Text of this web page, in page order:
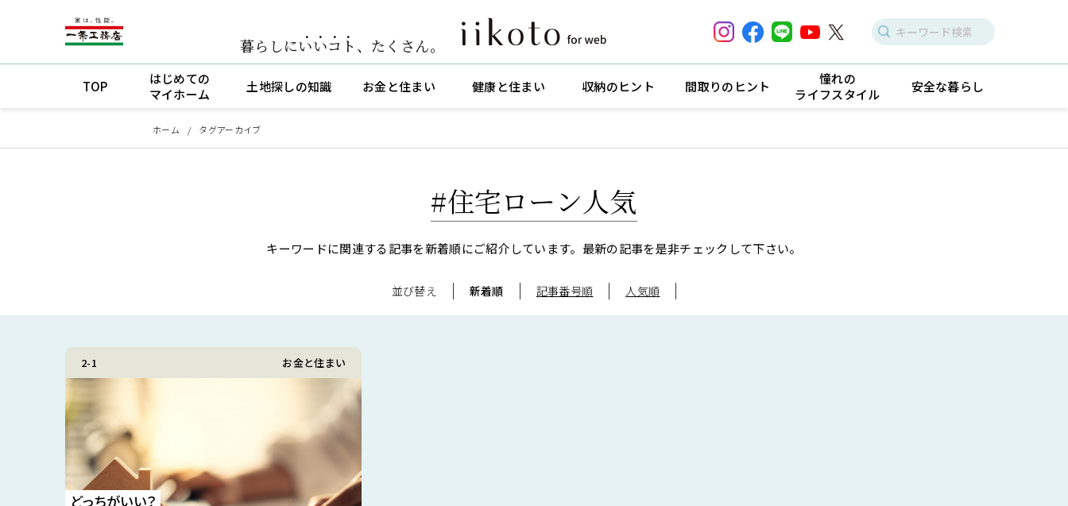
暮らしにいいコト 、 たくさん。
TOP
はじめての
マイホーム
土地探しの知識 お金と住まい 健康と住まい 収納のヒント 間取りのヒント
憧れの
ライフスタイル
安全な暮らし
ホーム タグアーカイブ
#住宅ローン人気
キーワードに関連する記事を新着順にご紹介しています。 最新の記事を是非チェックして下さい。
並び替え 新着順 記事番号順 人気順
2-1 お金と住まい
どっちがいい？